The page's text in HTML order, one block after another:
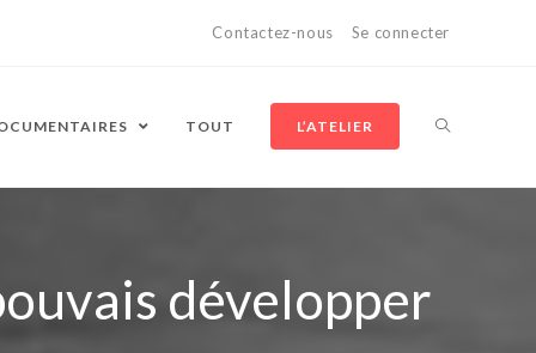
Contactez-nous Se connecter
TOUT L’ATELIER
développer